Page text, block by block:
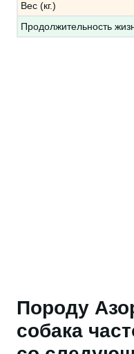
Вес (кг.)
Продолжительность
Породу
собака